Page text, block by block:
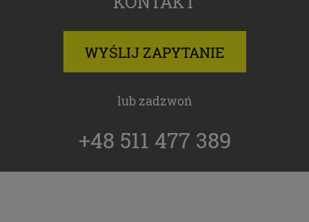
WYŚLIJ ZAPYTANIE
lub zadzwoń
+48 511 477 389